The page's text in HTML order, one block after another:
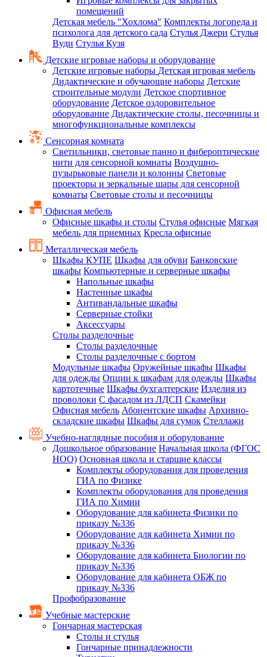
помещений
Детская мебель "Хохлома" Комплекты логопеда и
психолога для детского сада Стулья Джери Стулья
Вуди Стулья Кузя
Детские игровые наборы и оборудование
Детские игровые наборы Детская игровая мебель
Дидактические и обучающие наборы Детские
строительные модули Детское спортивное
оборудование Детское оздоровительное
оборудование Дидактические столы, песочницы и
многофункциональные комплексы
Сенсорная комната
Светильники, световые панно и фибероптические
нити для сенсорной комнаты Воздушно-
пузырьковые панели и колонны Световые
проекторы и зеркальные шары для сенсорной
комнаты Световые столы и песочницы
Офисная мебель
Офисные шкафы и столы Стулья офисные Мягкая
мебель для приемных Кресла офисные
Металлическая мебель
Шкафы КУПЕ Шкафы для обуви Банковские
шкафы Компьютерные и серверные шкафы
Напольные шкафы
Настенные шкафы
Антивандальные шкафы
Серверные стойки
Аксессуары
Столы разделочные
Столы разделочные
Столы разделочные с бортом
Модульные шкафы Оружейные шкафы Шкафы
для одежды Опции к шкафам для одежды Шкафы
картотечные Шкафы бухгалтерские Изделия из
проволоки С фасадом из ЛДСП Скамейки
Офисная мебель Абонентские шкафы Архивно-
складские шкафы Шкафы для сумок Стеллажи
Учебно-наглядные пособия и оборудование
Дошкольное образование Начальная школа (ФГОС
НОО) Основная школа и старшие классы
Комплекты оборудования для проведения
ГИА по Физике
Комплекты оборудования для проведения
ГИА по Химии
Оборудование для кабинета Физики по
приказу №336
Оборудование для кабинета Химии по
приказу №336
Оборудование для кабинета Биологии по
приказу №336
Оборудование для кабинета ОБЖ по
приказу №336
Профобразование
Учебные мастерские
Гончарная мастерская
Столы и стулья
Гончарные принадлежности